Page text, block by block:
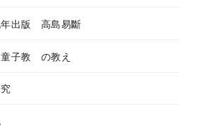
年出版 高島易斷
子教 の教え